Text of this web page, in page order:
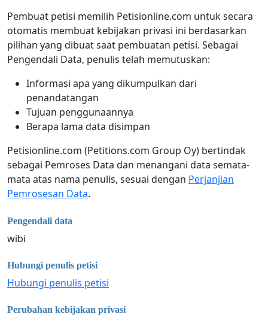
Pembuat petisi memilih Petisionline.com untuk secara
otomatis membuat kebijakan privasi ini berdasarkan
pilihan yang dibuat saat pembuatan petisi. Sebagai
Pengendali Data, penulis telah memutuskan:
Informasi apa yang dikumpulkan dari
penandatangan
Tujuan penggunaannya
Berapa lama data disimpan
Petisionline.com (Petitions.com Group Oy) bertindak
sebagai Pemroses Data dan menangani data semata-
mata atas nama penulis, sesuai dengan Perjanjian
Pemrosesan Data.
Pengendali data
wibi
Hubungi penulis petisi
Hubungi penulis petisi
Perubahan kebijakan privasi